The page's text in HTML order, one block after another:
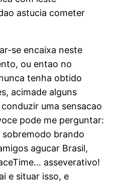
astucia cometer
se encaixa neste
ou entao no
tenha obtido
acimade alguns
uma sensacao
pode me perguntar:
brando
agucar Brasil,
asseverativo!
e situar isso, e